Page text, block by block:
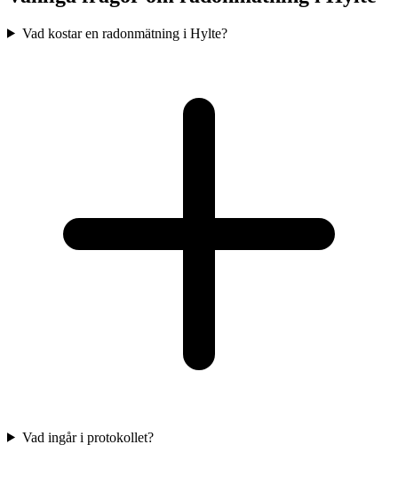
Vad kostar en radonmätning i Hylte?
Vad ingår i protokollet?